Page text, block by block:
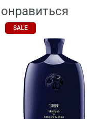
SALE